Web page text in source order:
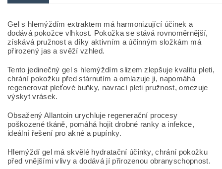
Gel s hlemýždím extraktem má harmonizující účinek a
dodává pokožce vlhkost. Pokožka se stává rovnoměrnější,
získává pružnost a díky aktivním a účinným složkám má
přirozený jas a svěží vzhled.
Tento jedinečný gel s hlemýždím slizem zlepšuje kvalitu pleti,
chrání pokožku před stárnutím a omlazuje ji, napomáhá
regenerovat pleťové buňky, navrací pleti pružnost, omezuje
výskyt vrásek.
Obsažený Allantoin urychluje regenerační procesy
poškozené tkáně, pomáhá hojit drobné ranky a infekce,
ideální řešení pro akné a pupínky.
Hlemýždí gel má skvělé hydratační účinky, chrání pokožku
před vnějšími vlivy a dodává jí přirozenou obranyschopnost.